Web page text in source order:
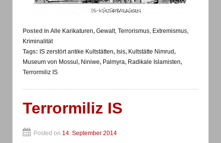
Posted in Alle Karikaturen, Gewalt, Terrorismus, Extremismus,
Kriminalität
Tags: IS zerstört antike Kultstätten, Isis, Kultstätte Nimrud,
Museum von Mossul , Niniwe, Palmyra, Radikale Islamisten,
Terrormiliz IS
Terrormiliz IS
Posted on 14. September 2014